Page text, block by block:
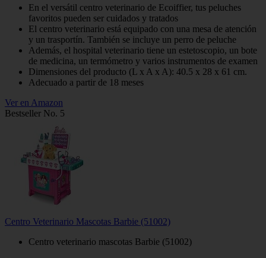
En el versátil centro veterinario de Ecoiffier, tus peluches
favoritos pueden ser cuidados y tratados
El centro veterinario está equipado con una mesa de atención
y un trasportín. También se incluye un perro de peluche
Además, el hospital veterinario tiene un estetoscopio, un bote
de medicina, un termómetro y varios instrumentos de examen
Dimensiones del producto (L x A x A): 40.5 x 28 x 61 cm.
Adecuado a partir de 18 meses
Ver en Amazon
Bestseller No. 5
Centro Veterinario Mascotas Barbie (51002)
Centro veterinario mascotas Barbie (51002)